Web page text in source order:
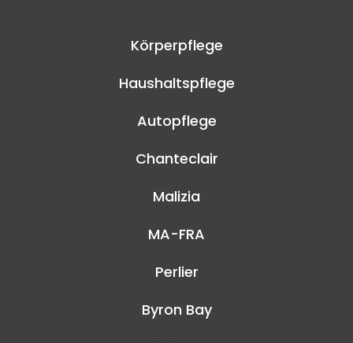
Körperpflege
Haushaltspflege
Autopflege
Chanteclair
Malizia
MA-FRA
Perlier
Byron Bay